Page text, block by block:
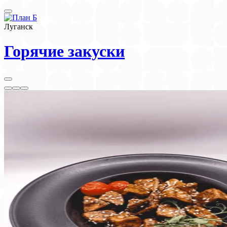
Луганск
Горячие закуски